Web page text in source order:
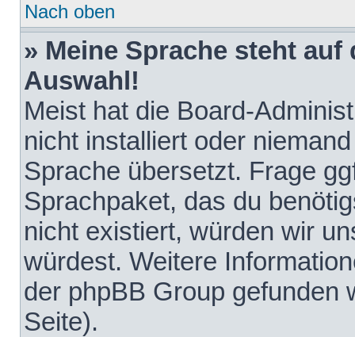
Nach oben
» Meine Sprache steht
Auswahl!
Meist hat die Board-
nicht installiert oder
Sprache übersetzt. Frage
Sprachpaket, das du
nicht existiert, würden wir
würdest. Weitere
der phpBB Group gefunden
Seite).